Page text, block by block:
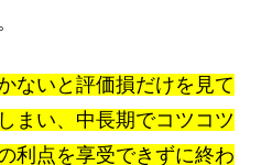
ないと評価損だけを見て
まい、中長期でコツコツ
利点を享受できずに終わ